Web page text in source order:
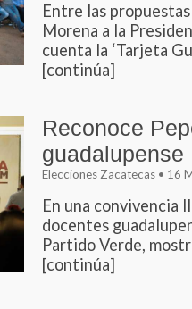
Entre las
Morena a la
cuenta la ‘Tarjeta
[continúa]
Reconoce
guadalupense
Elecciones Zacatecas • 16
En una convivencia
docentes
Partido Verde,
[continúa]